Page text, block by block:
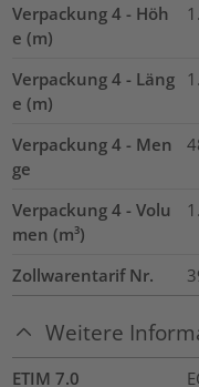
Verpackung 4 - Höh
e (m)
Verpackung 4 - Läng
e (m)
Verpackung 4 - Men
ge
Verpackung 4 - Volu
men (m³)
Zollwarentarif Nr.
Weitere
ETIM 7.0